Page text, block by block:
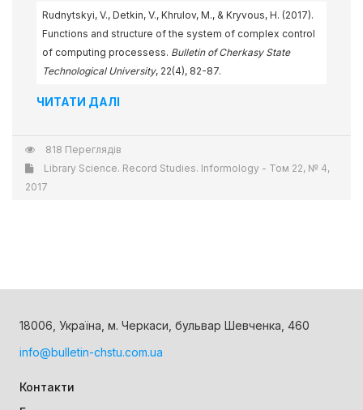
Rudnytskyi, V., Detkin, V., Khrulov, M., & Kryvous, H. (2017).
Functions and structure of the system of complex control
of computing processess. Bulletin of Cherkasy State
Technological University, 22(4), 82-87.
ЧИТАТИ ДАЛІ
818 Переглядів
Library Science. Record Studies. Informology - Том 22, № 4,
2017
18006, Україна, м. Черкаси, бульвар Шевченка, 460
info@bulletin-chstu.com.ua
Контакти